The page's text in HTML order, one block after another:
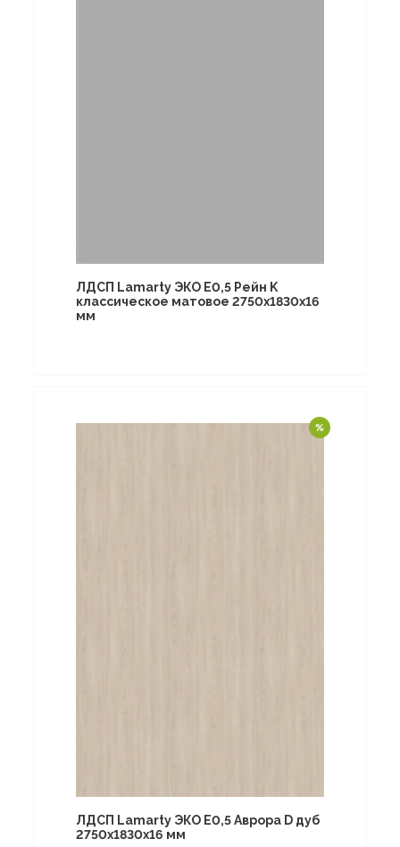
ЛДСП Lamarty ЭКО E0,5 Рейн K
классическое матовое 2750х1830х16
мм
ЛДСП Lamarty ЭКО E0,5 Аврора D дуб
2750х1830х16 мм